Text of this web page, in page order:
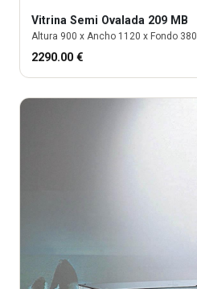
Vitrina Semi Ovalada 209 MB
Altura 900 x Ancho 1120 x Fondo 380
2290.00 €